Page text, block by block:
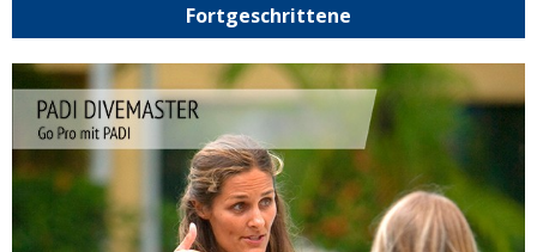
Fortgeschrittene